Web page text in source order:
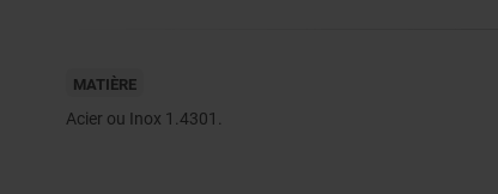
MATIÈRE
Acier ou Inox 1.4301.